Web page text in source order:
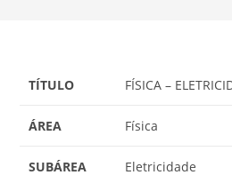
TÍTULO FÍSICA –
ÁREA Física
SUBÁREA Eletricidade